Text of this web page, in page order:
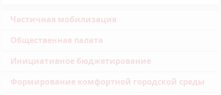
Частичная мобилизация
Общественная палата
Инициативное бюджетирование
Формирование комфортной городской среды